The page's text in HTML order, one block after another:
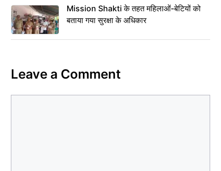
Mission Shakti के तहत महिलाओं-बेटियों को
बताया गया सुरक्षा के अधिकार
Leave a Comment